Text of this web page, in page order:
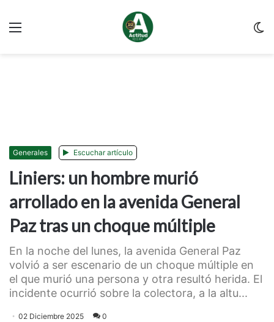
Generales Escuchar artículo
Liniers: un hombre murió
arrollado en la avenida General
Paz tras un choque múltiple
En la noche del lunes, la avenida General Paz
volvió a ser escenario de un choque múltiple en
el que murió una persona y otra resultó herida. El
incidente ocurrió sobre la colectora, a la altu...
02 Diciembre 2025 0